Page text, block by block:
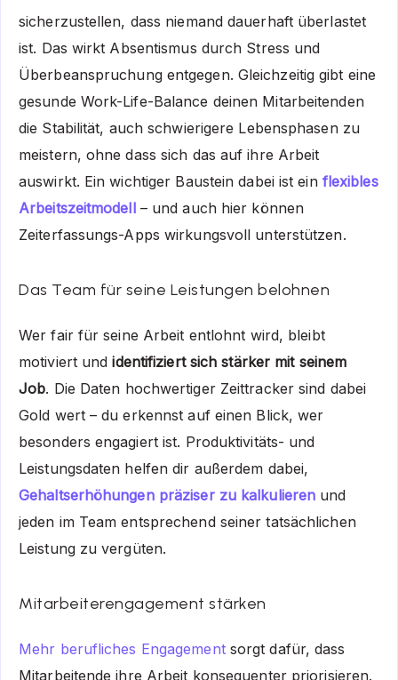
sicherzustellen, dass niemand dauerhaft überlastet
ist. Das wirkt Absentismus durch Stress und
Überbeanspruchung entgegen. Gleichzeitig gibt eine
gesunde Work-Life-Balance deinen Mitarbeitenden
die Stabilität, auch schwierigere Lebensphasen zu
meistern, ohne dass sich das auf ihre Arbeit
auswirkt. Ein wichtiger Baustein dabei ist ein flexibles
Arbeitszeitmodell– und auch hier können
Zeiterfassungs-Apps wirkungsvoll unterstützen.
Das Team für seine Leistungen belohnen
Wer fair für seine Arbeit entlohnt wird, bleibt
motiviert undidentifiziert sich stärker mit seinem
Job. Die Daten hochwertiger Zeittracker sind dabei
Gold wert – du erkennst auf einen Blick, wer
besonders engagiert ist. Produktivitäts- und
Leistungsdaten helfen dir außerdem dabei,
Gehaltserhöhungen präziser zu kalkulieren und
jeden im Team entsprechend seiner tatsächlichen
Leistung zu vergüten.
Mitarbeiterengagement stärken
Mehr berufliches Engagementsorgt dafür, dass
Mitarbeitende ihre Arbeit konsequenter priorisieren.